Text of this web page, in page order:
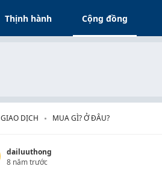
Thịnh hành Cộng đồng
GIAO DỊCH MUA GÌ? Ở ĐÂU?
dailuuthong
8 năm trước